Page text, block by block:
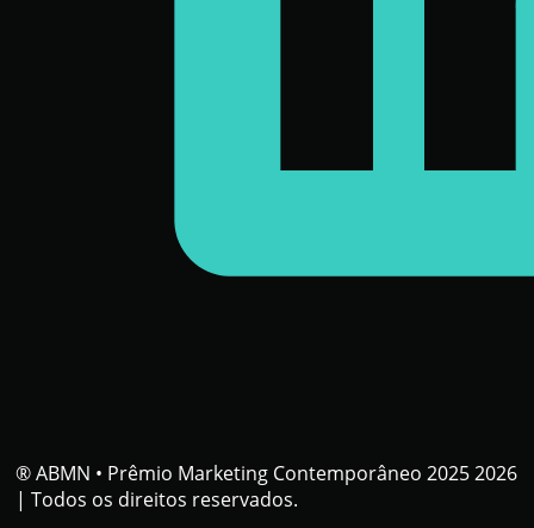
® ABMN • Prêmio Marketing Contemporâneo 2025 2026
| Todos os direitos reservados.